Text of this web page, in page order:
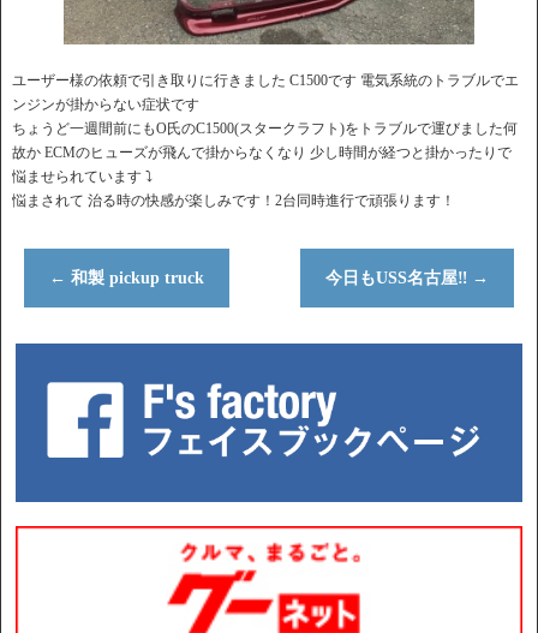
ユーザー様の依頼で引き取りに行きました C1500です 電気系統のトラブルでエ
ンジンが掛からない症状です
ちょうど一週間前にもO氏のC1500(スタークラフト)をトラブルで運びました何
故か ECMのヒューズが飛んで掛からなくなり 少し時間が経つと掛かったりで
悩ませられています ⤵︎
悩まされて 治る時の快感が楽しみです！2台同時進行で頑張ります！
← 和製 pickup truck 今日もUSS名古屋‼︎ →